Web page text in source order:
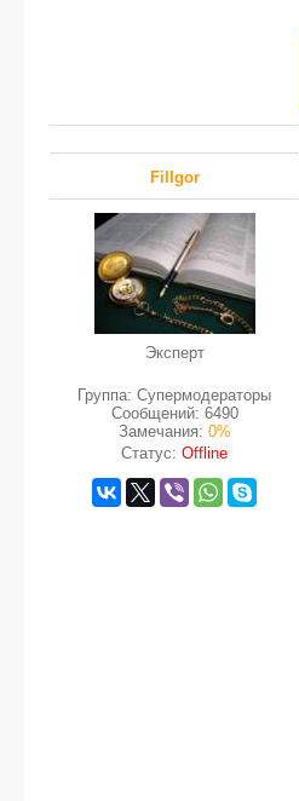
FilIgor
Эксперт
Группа: Супермодераторы
Сообщений: 6490
Замечания: 0%
Статус: Offline